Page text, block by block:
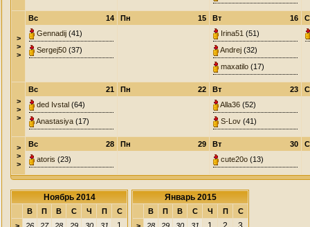
>
>
>
14
Вс
Gennadij (41)
Sergej50 (37)
15
Пн 16
Вт
Irina51 (51)
Andrej (32)
maxatilo (17)
>
>
>
21
Вс
ded Ivstal (64)
Anastasiya (17)
22
Пн 23
Вт
Alla36 (52)
S-Lov (41)
>
>
>
28
Вс
atoris (23)
29
Пн 30
Вт
cute20o (13)
Ноябрь 2014
В П В С Ч П
С
Январь 2015
В П В С Ч П
С